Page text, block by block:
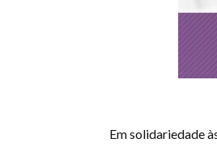
Em solidariedade